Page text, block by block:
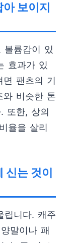
보이지
볼륨감이 있
효과가 있
면 팬츠의 기
와 비슷한 톤
또한, 상의
율을 살리
신는 것이
립니다. 캐주
말이나 패